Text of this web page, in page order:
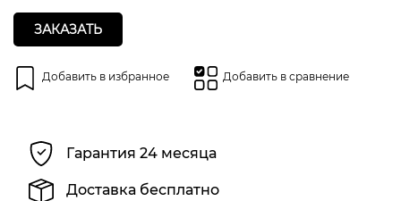
ЗАКАЗАТЬ
Добавить в избранное Добавить в сравнение
Гарантия 24 месяца
Доставка бесплатно